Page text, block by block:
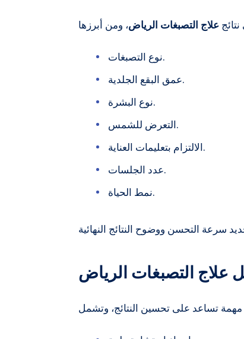
علاج التصبغات الرياض
نوع التصبغات.
عمق البقع الجلدية.
نوع البشرة.
التعرض للشمس.
الالتزام بتعليمات العناية.
عدد الجلسات.
نمط الحياة.
علاج التصبغات الرياض